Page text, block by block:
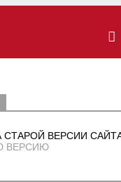
СТАРОЙ ВЕРСИИ
ВЕРСИЮ